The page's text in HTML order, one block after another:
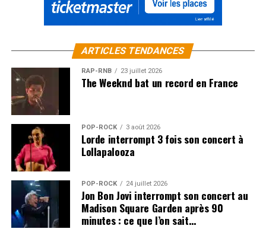
ARTICLES TENDANCES
RAP-RNB 23 juillet 2026
The Weeknd bat un record en France
POP-ROCK 3 août 2026
Lorde interrompt 3 fois son concert à
Lollapalooza
POP-ROCK 24 juillet 2026
Jon Bon Jovi interrompt son concert au
Madison Square Garden après 90
minutes : ce que l’on sait…